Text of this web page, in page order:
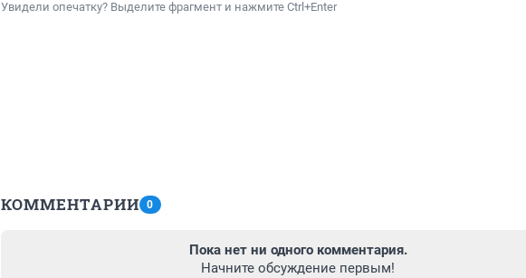
Увидели опечатку? Выделите фрагмент и нажмите Ctrl+Enter
КОММЕНТАРИИ 0
Пока нет ни одного комментария.
Начните обсуждение первым!